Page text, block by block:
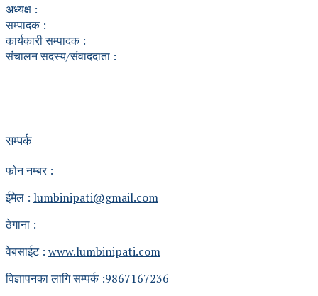
अध्यक्ष :
सम्पादक :
कार्यकारी सम्पादक :
संचालन सदस्य/संवाददाता :
सम्पर्क
फोन नम्बर :
ईमेल : lumbinipati@gmail.com
ठेगाना :
वेबसाईट : www.lumbinipati.com
विज्ञापनका लागि सम्पर्क :9867167236